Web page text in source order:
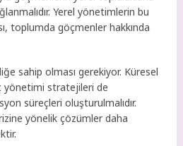
Yerel yönetimlerin bu
toplumda göçmenler hakkında
sahip olması gerekiyor. Küresel
yönetimi stratejileri de
süreçleri oluşturulmalıdır.
yönelik çözümler daha